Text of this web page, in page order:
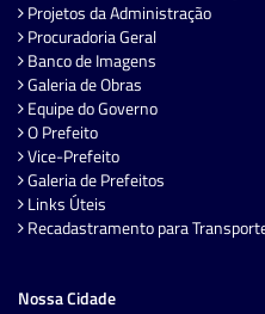
Projetos da Administração
Procuradoria Geral
Banco de Imagens
Galeria de Obras
Equipe do Governo
O Prefeito
Vice-Prefeito
Galeria de Prefeitos
Links Úteis
Recadastramento para
Nossa Cidade